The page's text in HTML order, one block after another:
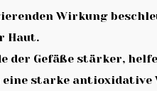
Wirkung
Haut.
der Gefäße stärker,
starke